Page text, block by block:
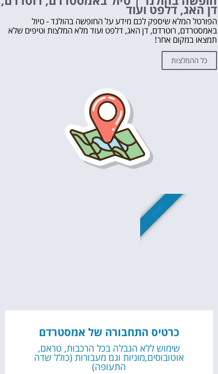
דן האג, דלפט ועוד
הפורטל המלא שיספק לכם מידע על החופשה בהולנד - טיול
באמסטרדם, רוטרדם, דן האג, דלפט ועוד מלא המלצות וטיפים שלא
תמצאו במקום אחר!
כל ההמלצות
כרטיס התחבורה של אמסטרדם
שימוש ללא הגבלה בכל הרכבות, טראם,
אוטובוסים,מוניות וגם מעבורות (כולל שדה
התעופה)
מומלץ